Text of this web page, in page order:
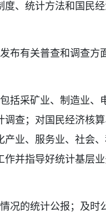
、统计方法和国民
布有关普查和调查方
括采矿业、制造业、
查；对国民经济核算
业、服务业、社会
并指导好统计基层
况的统计公报；及时